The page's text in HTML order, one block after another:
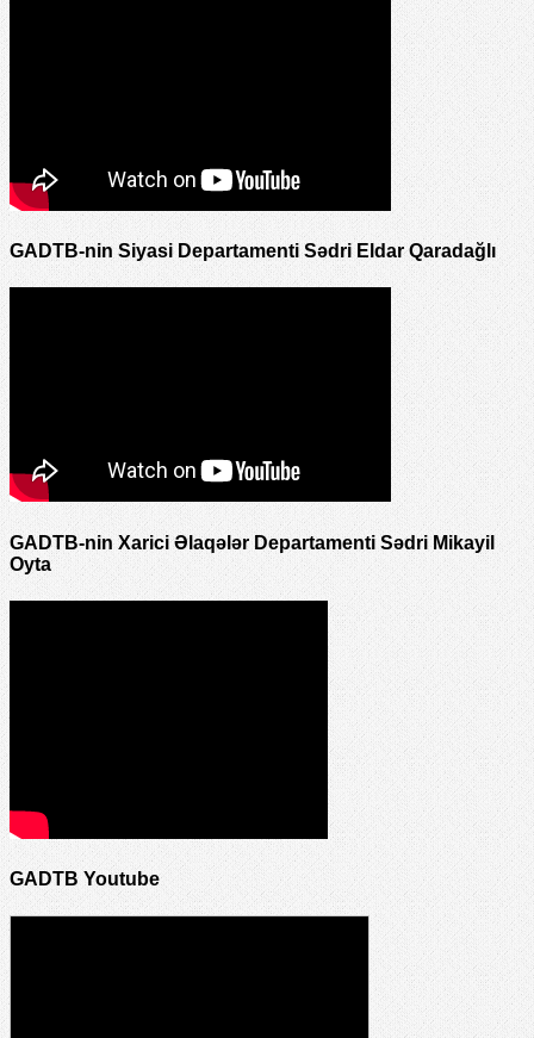
GADTB-nin Siyasi Departamenti Sədri Eldar Qaradağlı
GADTB-nin Xarici Əlaqələr Departamenti Sədri Mikayil
Oyta
GADTB Youtube